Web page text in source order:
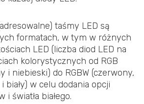
taśmy LED są
formatach, w tym w różnych
LED (liczba diod LED na
kolorystycznych od RGB
i niebieski) do RGBW (czerwony,
biały) w celu dodania opcji
i światła białego.